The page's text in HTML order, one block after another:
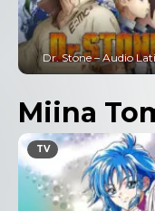
Dr. Stone – Audio
Miina
TV